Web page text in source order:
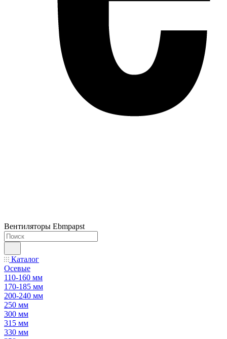
Вентиляторы Ebmpapst
Каталог
Осевые
110-160 мм
170-185 мм
200-240 мм
250 мм
300 мм
315 мм
330 мм